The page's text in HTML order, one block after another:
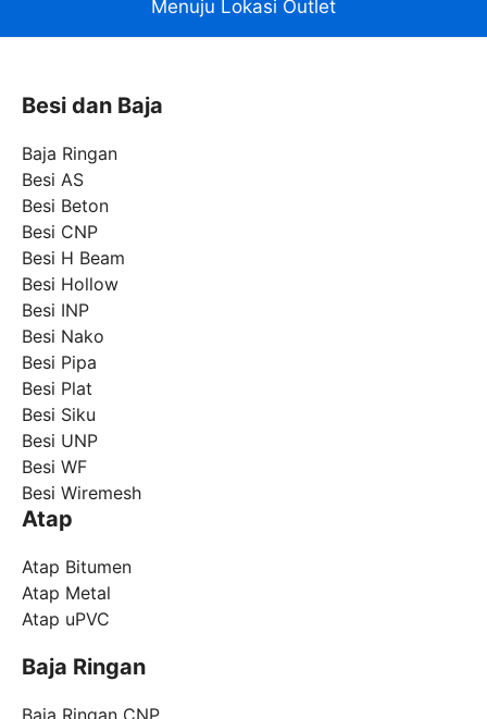
Menuju Lokasi Outlet
Besi dan Baja
Baja Ringan
Besi AS
Besi Beton
Besi CNP
Besi H Beam
Besi Hollow
Besi INP
Besi Nako
Besi Pipa
Besi Plat
Besi Siku
Besi UNP
Besi WF
Besi Wiremesh
Atap
Atap Bitumen
Atap Metal
Atap uPVC
Baja Ringan
Baja Ringan CNP